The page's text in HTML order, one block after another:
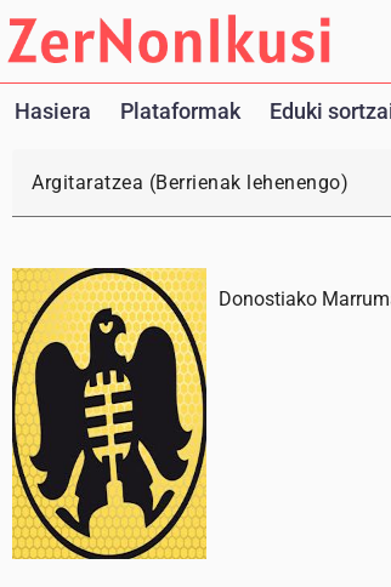
Hasiera Plataformak Eduki
Argitaratzea (Berrienak lehenengo)
Donostiako